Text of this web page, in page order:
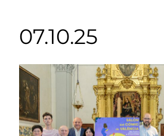
07.10.25